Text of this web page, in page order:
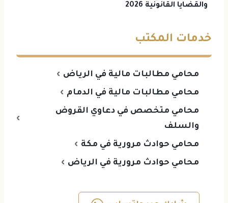
والقضايا القانونية 2026
خدمات المكتب
محامي مطالبات مالية في الرياض
محامي مطالبات مالية في الدمام
محامي متخصص في دعاوي القروض
والسلف
محامي حوادث مرورية في مكة
محامي حوادث مرورية في الرياض